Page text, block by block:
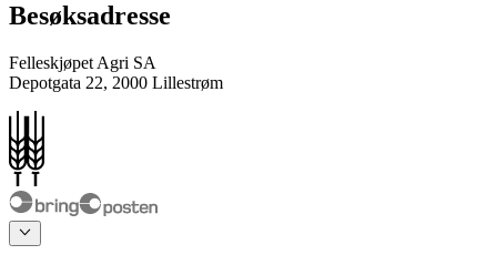
Besøksadresse
Felleskjøpet Agri SA
Depotgata 22, 2000 Lillestrøm